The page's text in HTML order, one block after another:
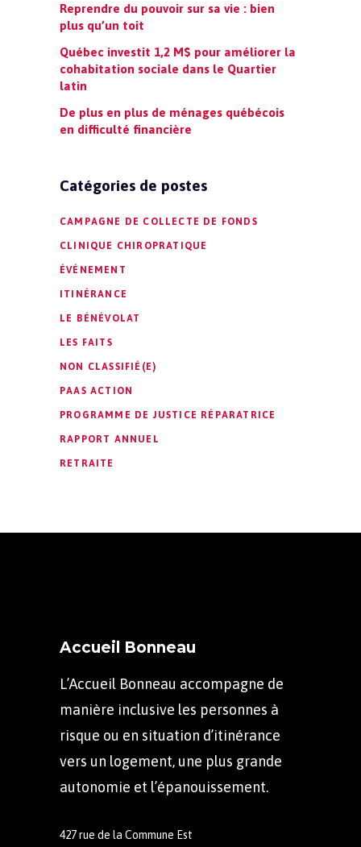
Reprendre du pouvoir sur sa vie : bien
plus qu’un toit
Québec investit 1,2 M$ pour améliorer la
cohabitation sociale dans le Quartier
latin
De plus en plus de ménages québécois
en difficulté financière
Catégories de postes
CAMPAGNE DE COLLECTE DE FONDS
CLINIQUE CHIROPRATIQUE
ÉVÉNEMENT
ITINÉRANCE
LE BÉNÉVOLAT
LES FAITS
NON CLASSIFIÉ(E)
PAAS ACTION
PROGRAMME DE JUSTICE RÉPARATRICE
RAPPORT ANNUEL
RETRAITE
Accueil Bonneau
L’Accueil Bonneau accompagne de
manière inclusive les personnes à
risque ou en situation d’itinérance
vers un logement, une plus grande
autonomie et l’épanouissement.
427 rue de la Commune Est